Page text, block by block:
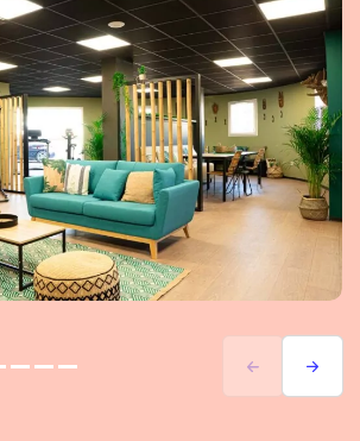
PreviousNext